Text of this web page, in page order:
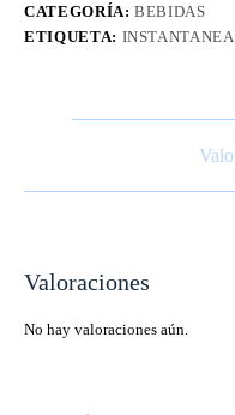
CATEGORÍA:BEBIDAS
ETIQUETA:
Valoraciones
No hay valoraciones aún.